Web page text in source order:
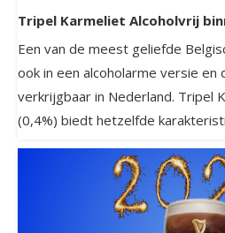
Tripel Karmeliet Alcoholvrij
Een van de meest geliefde
ook in een alcoholarme versie en
verkrijgbaar in Nederland. Tripel
(0,4%) biedt hetzelfde